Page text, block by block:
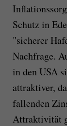
Schutz in
"sicherer
Nachfrage.
in den USA
attraktiver,
fallenden
Attraktivität